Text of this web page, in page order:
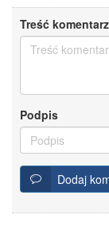
Treść
Podpis
Dodaj